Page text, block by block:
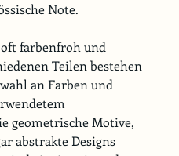
Note.
farbenfroh und
Teilen bestehen
an Farben und
geometrische Motive,
abstrakte Designs